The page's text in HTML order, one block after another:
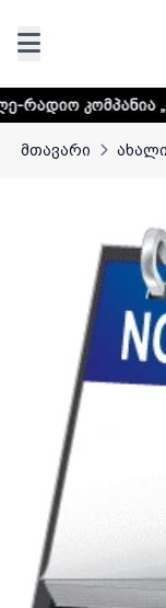
„თრიალეთს!
მთავარი